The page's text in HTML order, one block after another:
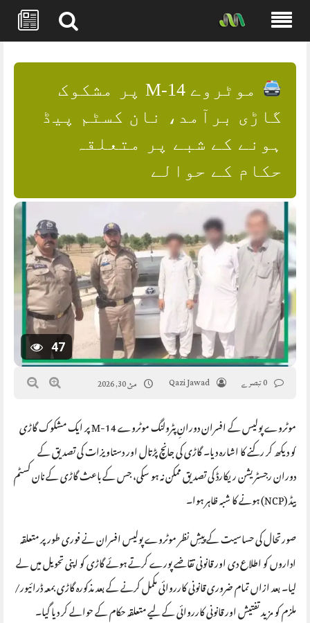
content
موٹروے M-14 پر مشکوک
گاڑی برآمد، نان کسٹم پیڈ
ہونے کے شبے پر متعلقہ
حکام کے حوالے
47
Qazi Jawad مئ 30, 2026
موٹروے پولیس کے افسران دورانِ پٹرولنگ موٹروے M-14 پر ایک مشکوک گاڑی
کو دیکھ کر رکنے کا اشارہ دیا۔ گاڑی کی جانچ پڑتال اور دستاویزات کی تصدیق کے
دوران رجسٹریشن ریکارڈ کی تصدیق ممکن نہ ہو سکی، جس کے باعث گاڑی کے نان کسٹم
پیڈ (NCP) ہونے کا شبہ ظاہر ہوا۔
صورتحال کی حساسیت کے پیشِ نظر موٹروے پولیس افسران نے فوری طور پر متعلقہ
اداروں کو اطلاع دی اور قانونی تقاضے پورے کرتے ہوئے گاڑی کو اپنی تحویل میں لے
لیا۔ بعد ازاں تمام ضروری قانونی کارروائی مکمل کرنے کے بعد مذکورہ گاڑی بمعہ ڈرائیور/
ملزم کو مزید تفتیش اور قانونی کارروائی کے لیے متعلقہ حکام کے حوالے کر دیا گیا۔